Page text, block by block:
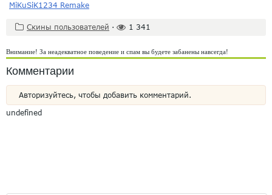
MiKuSiK1234 Remake
Скины пользователей · 1 341
Внимание! За неадекватное поведение и спам вы будете забанены навсегда!
Комментарии
Авторизуйтесь, чтобы добавить комментарий.
undefined